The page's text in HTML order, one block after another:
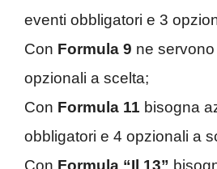
eventi obbligatori e 3
Con Formula 9 ne
opzionali a scelta;
Con Formula 11 bisogna
obbligatori e 4 opzionali a
Con Formula “Il 13”